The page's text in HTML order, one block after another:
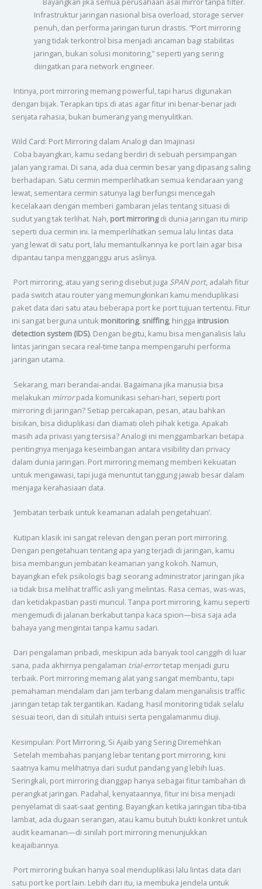
Infrastruktur jaringan nasional bisa overload, storage server
penuh, dan performa jaringan turun drastis. “Port mirroring
yang tidak terkontrol bisa menjadi ancaman bagi stabilitas
jaringan, bukan solusi monitoring,” seperti yang sering
diingatkan para network engineer.
Intinya, port mirroring memang powerful, tapi harus digunakan
dengan bijak. Terapkan tips di atas agar fitur ini benar-benar jadi
senjata rahasia, bukan bumerang yang menyulitkan.
Wild Card: Port Mirroring dalam Analogi dan Imajinasi
Coba bayangkan, kamu sedang berdiri di sebuah persimpangan
jalan yang ramai. Di sana, ada dua cermin besar yang dipasang saling
berhadapan. Satu cermin memperlihatkan semua kendaraan yang
lewat, sementara cermin satunya lagi berfungsi mencegah
kecelakaan dengan memberi gambaran jelas tentang situasi di
sudut yang tak terlihat. Nah, port mirroringdi dunia jaringan itu mirip
seperti dua cermin ini. Ia memperlihatkan semua lalu lintas data
yang lewat di satu port, lalu memantulkannya ke port lain agar bisa
dipantau tanpa mengganggu arus aslinya.
Port mirroring, atau yang sering disebut juga SPAN port, adalah fitur
pada switch atau router yang memungkinkan kamu menduplikasi
paket data dari satu atau beberapa port ke port tujuan tertentu. Fitur
ini sangat berguna untuk monitoring, sniffing, hingga intrusion
detection system (IDS). Dengan begitu, kamu bisa menganalisis lalu
lintas jaringan secara real-time tanpa mempengaruhi performa
jaringan utama.
Sekarang, mari berandai-andai. Bagaimana jika manusia bisa
melakukan mirrorpada komunikasi sehari-hari, seperti port
mirroring di jaringan? Setiap percakapan, pesan, atau bahkan
bisikan, bisa diduplikasi dan diamati oleh pihak ketiga. Apakah
masih ada privasi yang tersisa? Analogi ini menggambarkan betapa
pentingnya menjaga keseimbangan antara visibility dan privacy
dalam dunia jaringan. Port mirroring memang memberi kekuatan
untuk mengawasi, tapi juga menuntut tanggung jawab besar dalam
menjaga kerahasiaan data.
‘Jembatan terbaik untuk keamanan adalah pengetahuan’.
Kutipan klasik ini sangat relevan dengan peran port mirroring.
Dengan pengetahuan tentang apa yang terjadi di jaringan, kamu
bisa membangun jembatan keamanan yang kokoh. Namun,
bayangkan efek psikologis bagi seorang administrator jaringan jika
ia tidak bisa melihat traffic asli yang melintas. Rasa cemas, was-was,
dan ketidakpastian pasti muncul. Tanpa port mirroring, kamu seperti
mengemudi di jalanan berkabut tanpa kaca spion—bisa saja ada
bahaya yang mengintai tanpa kamu sadari.
Dari pengalaman pribadi, meskipun ada banyak tool canggih di luar
sana, pada akhirnya pengalaman trial-errortetap menjadi guru
terbaik. Port mirroring memang alat yang sangat membantu, tapi
pemahaman mendalam dan jam terbang dalam menganalisis traffic
jaringan tetap tak tergantikan. Kadang, hasil monitoring tidak selalu
sesuai teori, dan di situlah intuisi serta pengalamanmu diuji.
Kesimpulan: Port Mirroring, Si Ajaib yang Sering Diremehkan
Setelah membahas panjang lebar tentang port mirroring, kini
saatnya kamu melihatnya dari sudut pandang yang lebih luas.
Seringkali, port mirroring dianggap hanya sebagai fitur tambahan di
perangkat jaringan. Padahal, kenyataannya, fitur ini bisa menjadi
penyelamat di saat-saat genting. Bayangkan ketika jaringan tiba-tiba
lambat, ada dugaan serangan, atau kamu butuh bukti konkret untuk
audit keamanan—di sinilah port mirroring menunjukkan
keajaibannya.
Port mirroring bukan hanya soal menduplikasi lalu lintas data dari
satu port ke port lain. Lebih dari itu, ia membuka jendela untuk